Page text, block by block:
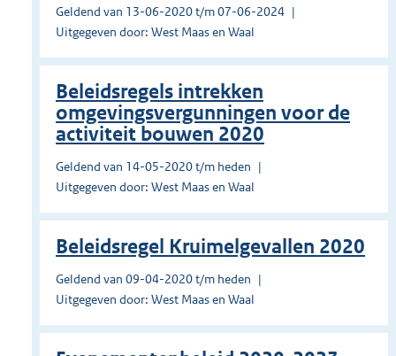
Geldend van 13-06-2020 t/m 07-06-2024
Uitgegeven door: West Maas en Waal
Beleidsregels intrekken
omgevingsvergunningen voor de
activiteit bouwen 2020
Geldend van 14-05-2020 t/m heden
Uitgegeven door: West Maas en Waal
Beleidsregel Kruimelgevallen 2020
Geldend van 09-04-2020 t/m heden
Uitgegeven door: West Maas en Waal